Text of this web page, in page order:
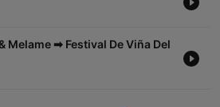
Melame ➡︎ Festival De Viña Del